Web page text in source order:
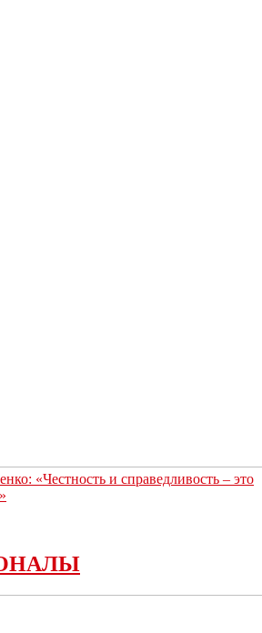
«Честность и справедливость – это